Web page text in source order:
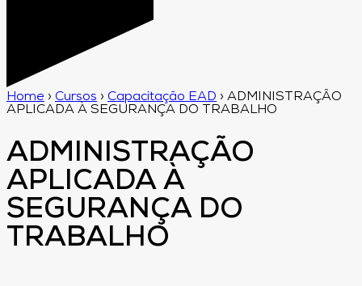
Home › Cursos › Capacitação EAD › ADMINISTRAÇÃO
APLICADA À SEGURANÇA DO TRABALHO
ADMINISTRAÇÃO
APLICADA À
SEGURANÇA DO
TRABALHO